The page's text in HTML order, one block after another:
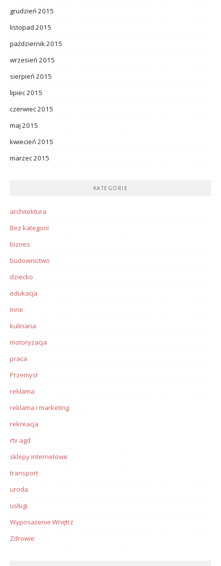
grudzień 2015
listopad 2015
październik 2015
wrzesień 2015
sierpień 2015
lipiec 2015
czerwiec 2015
maj 2015
kwiecień 2015
marzec 2015
KATEGORIE
architektura
Bez kategorii
biznes
budownictwo
dziecko
edukacja
Inne
kulinaria
motoryzacja
praca
Przemysł
reklama
reklama i marketing
rekreacja
rtv agd
sklepy internetowe
transport
uroda
usługi
Wyposażenie Wnętrz
Zdrowie